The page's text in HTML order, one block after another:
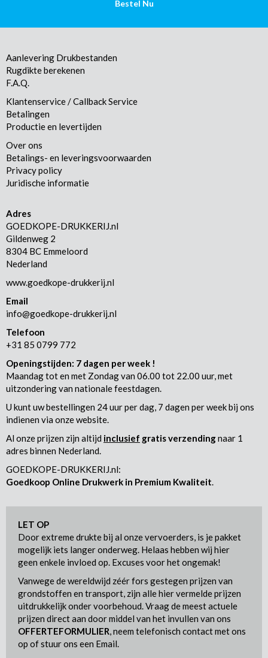
Bestel Nu
Aanlevering Drukbestanden
Rugdikte berekenen
F.A.Q.
Klantenservice / Callback Service
Betalingen
Productie en levertijden
Over ons
Betalings- en leveringsvoorwaarden
Privacy policy
Juridische informatie
Adres
GOEDKOPE-DRUKKERIJ.nl
Gildenweg 2
8304 BC Emmeloord
Nederland
www.goedkope-drukkerij.nl
Email
info@goedkope-drukkerij.nl
Telefoon
+31 85 0799 772
Openingstijden: 7 dagen per week !
Maandag tot en met Zondag van 06.00 tot 22.00 uur, met
uitzondering van nationale feestdagen.
U kunt uw bestellingen 24 uur per dag, 7 dagen per week bij ons
indienen via onze website.
Al onze prijzen zijn altijd inclusief gratis verzendingnaar 1
adres binnen Nederland.
GOEDKOPE-DRUKKERIJ.nl:
Goedkoop Online Drukwerk in Premium Kwaliteit.
LET OP
Door extreme drukte bij al onze vervoerders, is je pakket
mogelijk iets langer onderweg. Helaas hebben wij hier
geen enkele invloed op. Excuses voor het ongemak!
Vanwege de wereldwijd zéér fors gestegen prijzen van
grondstoffen en transport, zijn alle hier vermelde prijzen
uitdrukkelijk onder voorbehoud. Vraag de meest actuele
prijzen direct aan door middel van het invullen van ons
OFFERTEFORMULIER, neem telefonisch contact met ons
op of stuur ons een Email.